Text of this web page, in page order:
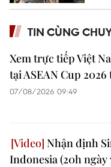
TIN CÙNG
Xem trực tiếp Việt
tại ASEAN Cup
07/08/2026 09:49
Nhận định
Indonesia (20h ngày